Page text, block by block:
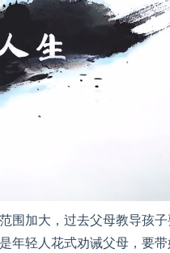
围加大，过去父母教导孩
年轻人花式劝诫父母，要